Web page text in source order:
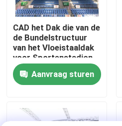
Nieuws
Gevallen
Ruimtekaderbundel
CAD het Dak die van de
de Bundelstructuur
van het Vloeistaaldak
voor Sportenstadion
buigen
Aanvraag sturen